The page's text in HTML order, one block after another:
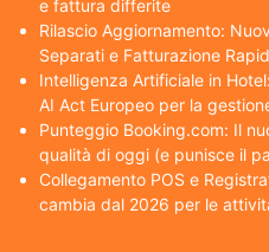
e fattura differite
Rilascio Aggiornamento:
Separati e Fatturazione
Intelligenza Artificiale in
AI Act Europeo per la
Punteggio Booking.com: Il
qualità di oggi (e punisce il
Collegamento POS e
cambia dal 2026 per le